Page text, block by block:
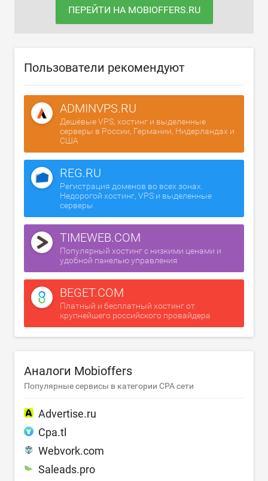
ПЕРЕЙТИ НА MOBIOFFERS.RU
Пользователи рекомендуют
ADMINVPS.RU
Дешёвые VPS, хостинг и выделенные
серверы в России, Германии, Нидерландах и
США
REG.RU
Регистрация доменов во всех зонах.
Недорогой хостинг, VPS и выделенные
серверы
TIMEWEB.COM
Популярный хостинг с низкими ценами и
удобной панелью управления
BEGET.COM
Платный и бесплатный хостинг от
крупнейшего российского провайдера
Аналоги Mobioffers
Популярные сервисы в категории CPA сети
Advertise.ru
Cpa.tl
Webvork.com
Saleads.pro